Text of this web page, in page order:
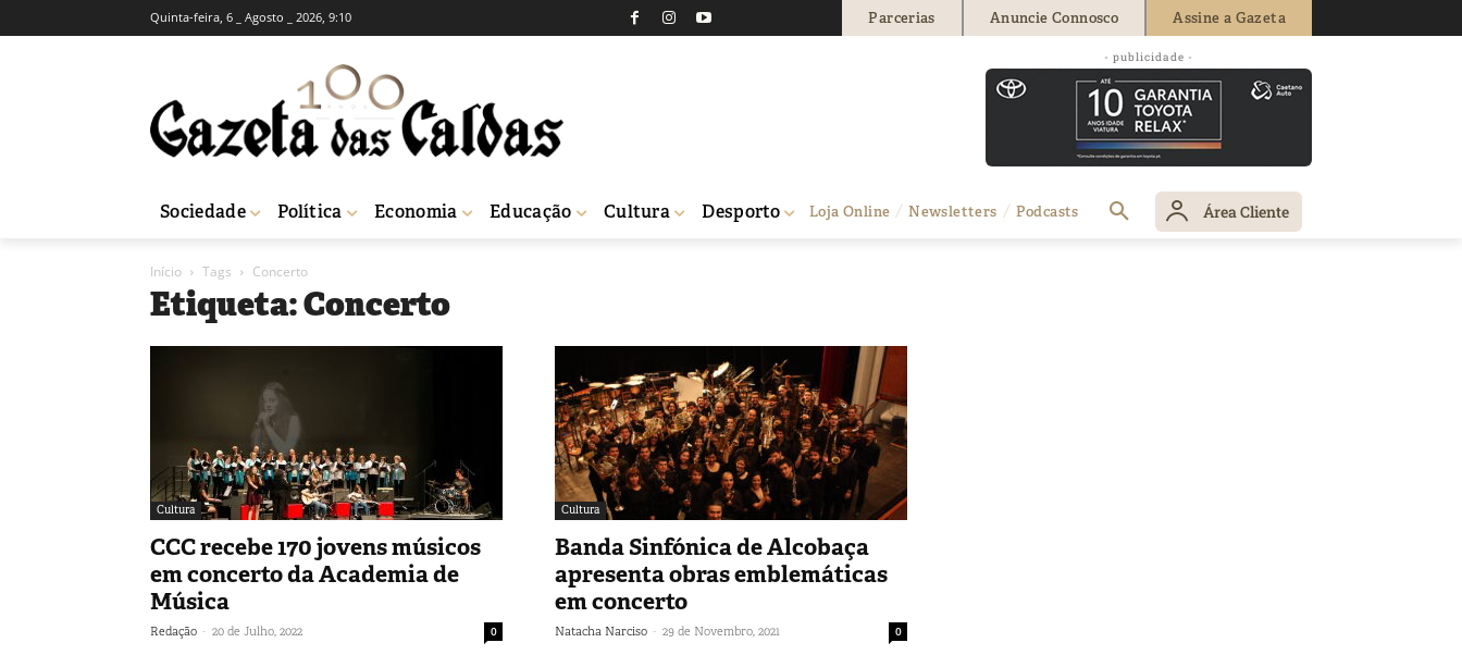
Quinta-feira, 6 _ Agosto _ 2026, 9:10 Parcerias Anuncie Connosco Assine a Gazeta
- publicidade -
Sociedade Política Economia Educação Cultura Desporto Loja Online Newsletters Podcasts Área Cliente
Início Tags Concerto
Etiqueta: Concerto
Cultura
CCC recebe 170 jovens músicos
em concerto da Academia de
Música
Redação - 20 de Julho, 2022 0
Cultura
Banda Sinfónica de Alcobaça
apresenta obras emblemáticas
em concerto
Natacha Narciso - 29 de Novembro, 2021 0